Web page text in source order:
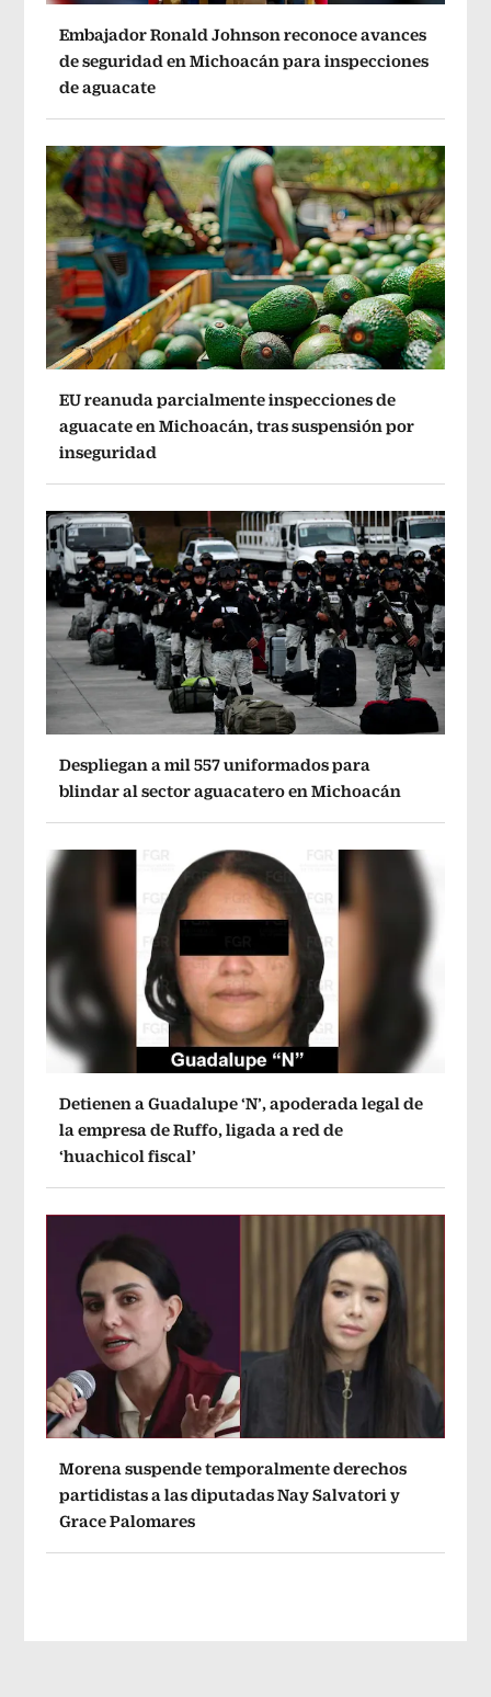
Embajador Ronald Johnson reconoce avances
de seguridad en Michoacán para inspecciones
de aguacate
EU reanuda parcialmente inspecciones de
aguacate en Michoacán, tras suspensión por
inseguridad
Despliegan a mil 557 uniformados para
blindar al sector aguacatero en Michoacán
Detienen a Guadalupe ‘N’, apoderada legal de
la empresa de Ruffo, ligada a red de
‘huachicol fiscal’
Morena suspende temporalmente derechos
partidistas a las diputadas Nay Salvatori y
Grace Palomares